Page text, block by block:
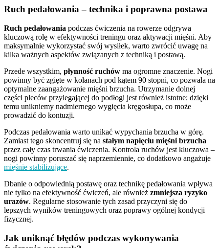
Ruch pedałowania – technika i poprawna postawa
Ruch pedałowania podczas ćwiczenia na rowerze odgrywa
kluczową rolę w efektywności treningu oraz aktywacji mięśni. Aby
maksymalnie wykorzystać swój wysiłek, warto zwrócić uwagę na
kilka ważnych aspektów związanych z techniką i postawą.
Przede wszystkim, płynność ruchów ma ogromne znaczenie. Nogi
powinny być zgięte w kolanach pod kątem 90 stopni, co pozwala na
optymalne zaangażowanie mięśni brzucha. Utrzymanie dolnej
części pleców przylegającej do podłogi jest również istotne; dzięki
temu unikniemy nadmiernego wygięcia kręgosłupa, co może
prowadzić do kontuzji.
Podczas pedałowania warto unikać wypychania brzucha w górę.
Zamiast tego skoncentruj się na stałym napięciu mięśni brzucha
przez cały czas trwania ćwiczenia. Kontrola ruchów jest kluczowa –
nogi powinny poruszać się naprzemiennie, co dodatkowo angażuje
mięśnie stabilizujące.
Dbanie o odpowiednią postawę oraz technikę pedałowania wpływa
nie tylko na efektywność ćwiczeń, ale również zmniejsza ryzyko
urazów. Regularne stosowanie tych zasad przyczyni się do
lepszych wyników treningowych oraz poprawy ogólnej kondycji
fizycznej.
Jak uniknąć błędów podczas wykonywania